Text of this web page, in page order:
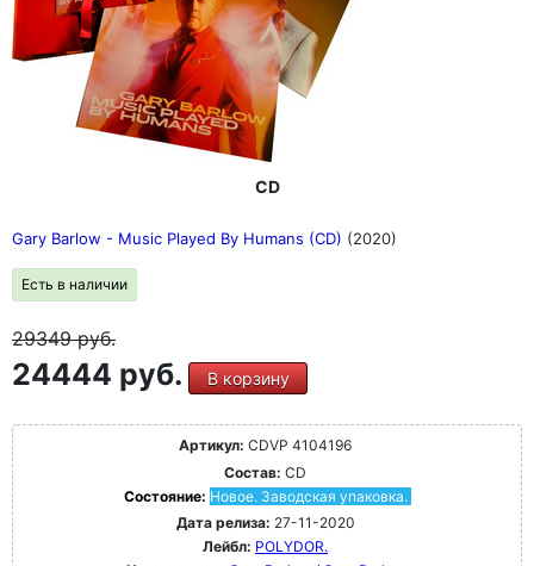
CD
Gary Barlow - Music Played By Humans (CD) (2020)
Есть в наличии
29349руб.
24444 руб. В корзину
Артикул: CDVP 4104196
Состав: CD
Состояние: Новое. Заводская упаковка.
Дата релиза: 27-11-2020
Лейбл: POLYDOR.